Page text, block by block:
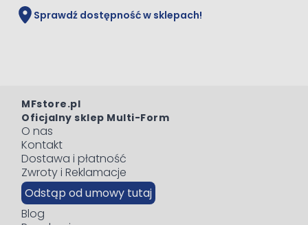
Sprawdź dostępność w sklepach!
MFstore.pl
Oficjalny sklep Multi-Form
O nas
Kontakt
Dostawa i płatność
Zwroty i Reklamacje
Odstąp od umowy tutaj
Blog